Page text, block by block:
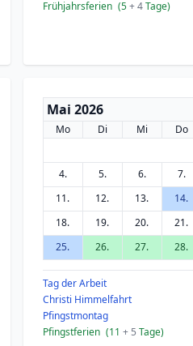
Frühjahrsferien (5+ 4Tage)
Mai 2026
Mo Di Mi Do
4.
5. 6. 7.
11.
12. 13. 14.
18.
19. 20. 21.
25.
26. 27. 28.
Tag der Arbeit
Christi Himmelfahrt
Pfingstmontag
Pfingstferien (11 + 5 Tage)